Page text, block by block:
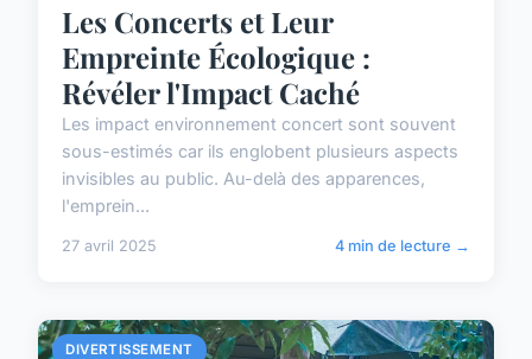
Les Concerts et Leur
Empreinte Écologique :
Révéler l'Impact Caché
Les impact environnement concert sont souvent
sous-estimés car ils englobent plusieurs aspects
invisibles au public. Au-delà des apparences,
l'emprein...
27 avril 2025 4 min de lecture →
DIVERTISSEMENT